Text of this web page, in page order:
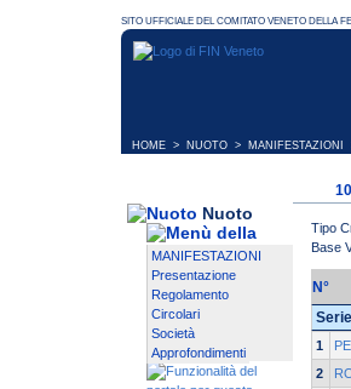
HOME > NUOTO > MANIFESTAZIONI
Nuoto
MANIFESTAZIONI
Presentazione
Regolamento
Circolari
Società
Approfondimenti
Tipo
Base
N°
1
2